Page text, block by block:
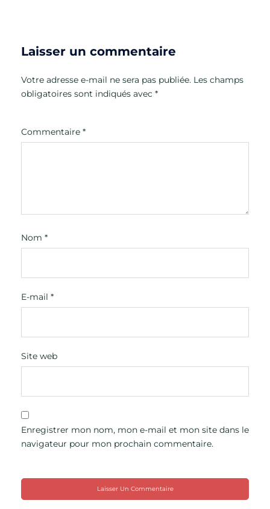
Laisser un commentaire
Votre adresse e-mail ne sera pas publiée. Les champs
obligatoires sont indiqués avec *
Commentaire *
Nom *
E-mail *
Site web
Enregistrer mon nom, mon e-mail et mon site dans le
navigateur pour mon prochain commentaire.